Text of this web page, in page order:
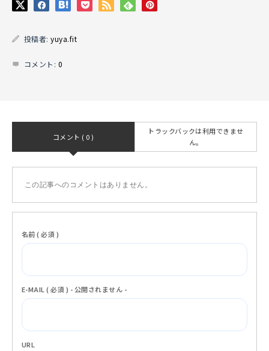
投稿者:yuya.fit
コメント: 0
コメント ( 0 )
トラックバックは利用できませ
ん。
この記事へのコメントはありません。
名前 ( 必須 )
E-MAIL ( 必須 ) - 公開されません -
URL